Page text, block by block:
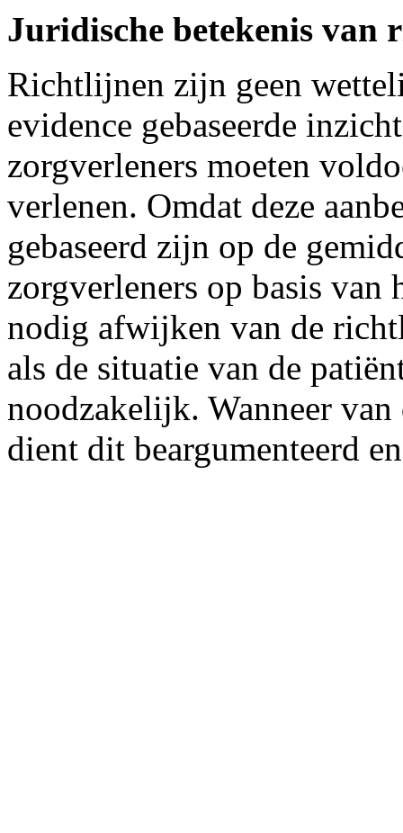
Juridische betekenis van
Richtlijnen zijn geen
evidence gebaseerde
zorgverleners moeten
verlenen. Omdat deze
gebaseerd zijn op de
zorgverleners op basis van
nodig afwijken van de
als de situatie van de
noodzakelijk. Wanneer
dient dit beargumenteerd